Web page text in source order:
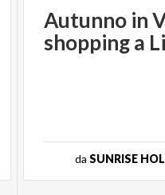
Autunno in
shoppinga
da SUNRISE